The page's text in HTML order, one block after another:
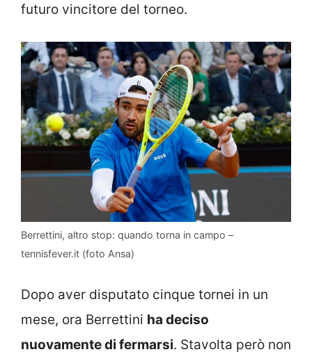
futuro vincitore del torneo.
Berrettini, altro stop: quando torna in campo –
tennisfever.it (foto Ansa)
Dopo aver disputato cinque tornei in un
mese, ora Berrettini ha deciso
nuovamente di fermarsi. Stavolta però non